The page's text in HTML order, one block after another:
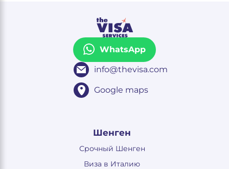
WhatsApp
info@thevisa.com
Google maps
Шенген
Срочный Шенген
Виза в Италию